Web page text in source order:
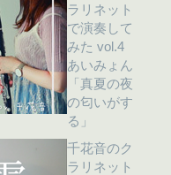
ラリネット
で演奏して
みた vol.4
あいみょん
「真夏の夜
の匂いがす
る」
千花音のク
ラリネット